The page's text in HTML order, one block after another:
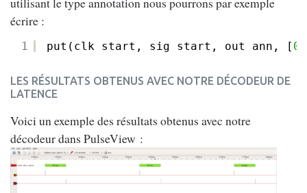
écrire :
1 put(clk_start, sig_start, out_ann, [ 0
LES RÉSULTATS OBTENUS AVEC NOTRE DÉCODEUR DE
LATENCE
Voici un exemple des résultats obtenus avec notre
décodeur dans PulseView :